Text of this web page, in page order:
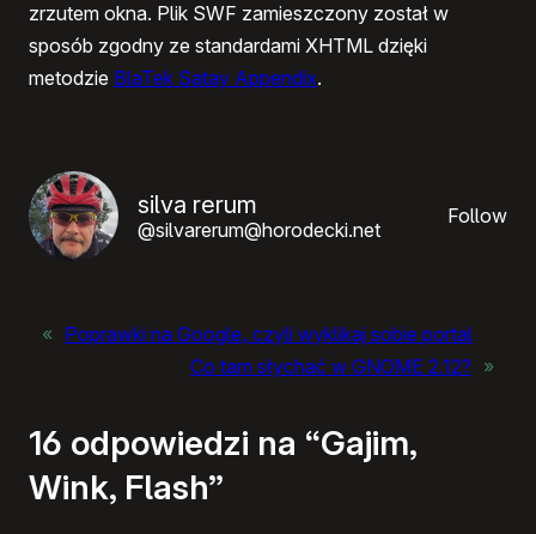
zrzutem okna. Plik SWF zamieszczony został w
sposób zgodny ze standardami XHTML dzięki
metodzie BlaTek Satay Appendix.
silva rerum
@silvarerum@horodecki.net
Follow
« Poprawki na Google, czyli wyklikaj sobie portal
Co tam słychać w GNOME 2.12? »
16 odpowiedzi na “Gajim,
Wink, Flash”